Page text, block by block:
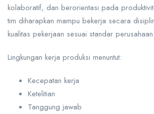
kolaboratif, dan berorientasi pada
tim diharapkan mampu bekerja secara
kualitas pekerjaan sesuai standar perusahaan.
Lingkungan kerja produksi menuntut:
Kecepatan kerja
Ketelitian
Tanggung jawab